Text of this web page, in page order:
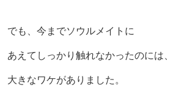
でも、今までソウルメイトに
あえてしっかり触れなかったのには、
大きなワケがありました。